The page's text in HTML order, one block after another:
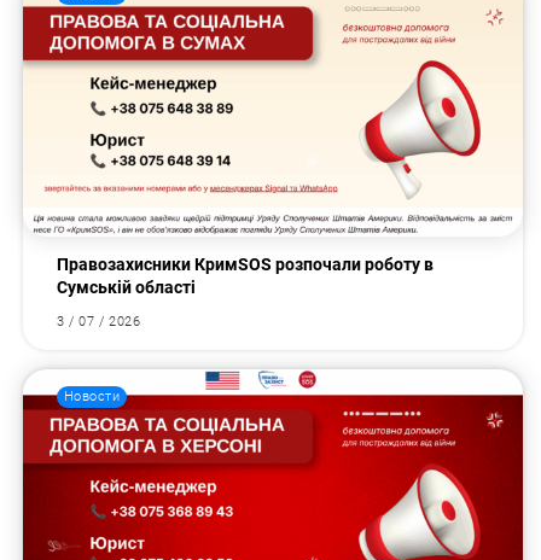
Правозахисники КримSOS розпочали роботу в
Сумській області
3 / 07 / 2026
Новости